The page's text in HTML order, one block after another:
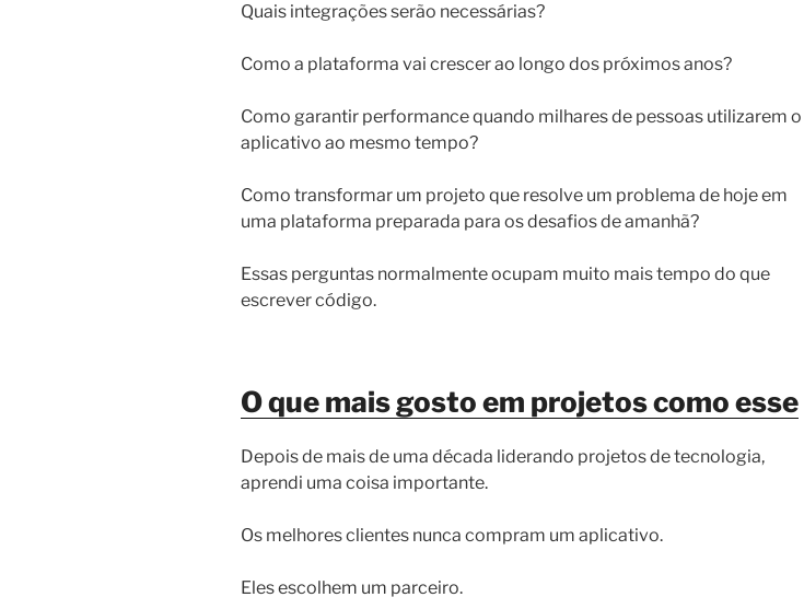
Quais integrações serão necessárias?
Como a plataforma vai crescer ao longo dos próximos anos?
Como garantir performance quando milhares de pessoas utilizarem o
aplicativo ao mesmo tempo?
Como transformar um projeto que resolve um problema de hoje em
uma plataforma preparada para os desafios de amanhã?
Essas perguntas normalmente ocupam muito mais tempo do que
escrever código.
O que mais gosto em projetos como esse
Depois de mais de uma década liderando projetos de tecnologia,
aprendi uma coisa importante.
Os melhores clientes nunca compram um aplicativo.
Eles escolhem um parceiro.